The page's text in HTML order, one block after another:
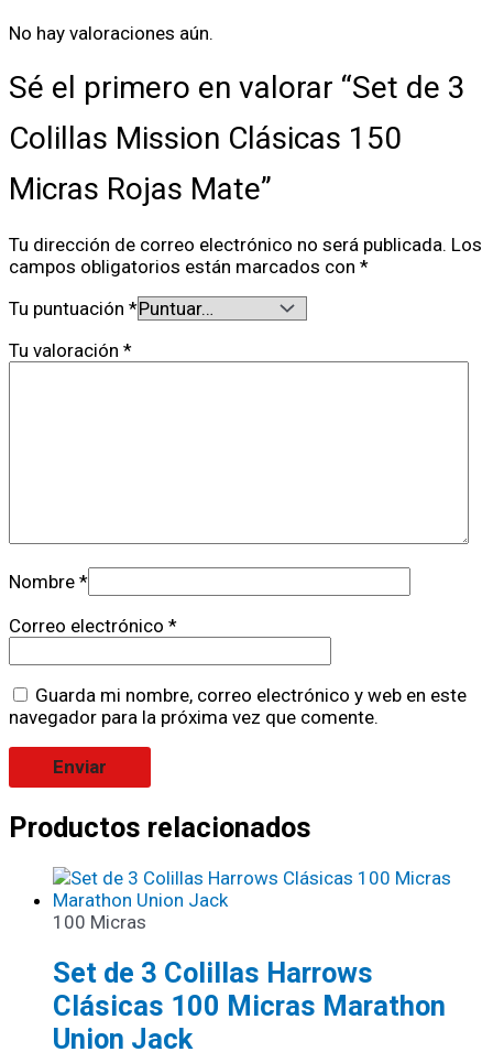
No hay valoraciones aún.
Sé el primero en valorar “Set de 3
Colillas Mission Clásicas 150
Micras Rojas Mate”
Tu dirección de correo electrónico no será publicada. Los
campos obligatorios están marcados con *
Tu puntuación *
Tu valoración *
Nombre *
Correo electrónico *
Guarda mi nombre, correo electrónico y web en este
navegador para la próxima vez que comente.
Productos relacionados
100 Micras
Set de 3 Colillas Harrows
Clásicas 100 Micras Marathon
Union Jack